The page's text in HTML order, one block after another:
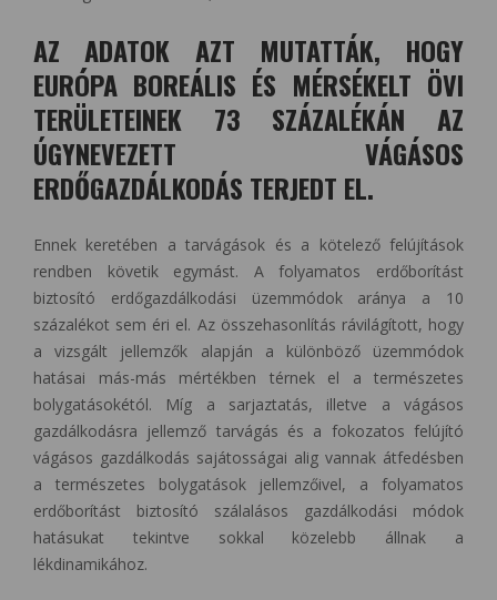
AZ ADATOK AZT MUTATTÁK, HOGY
EURÓPA BOREÁLIS ÉS MÉRSÉKELT ÖVI
TERÜLETEINEK 73 SZÁZALÉKÁN AZ
ÚGYNEVEZETT VÁGÁSOS
ERDŐGAZDÁLKODÁS TERJEDT EL.
Ennek keretében a tarvágások és a kötelező felújítások
rendben követik egymást. A folyamatos erdőborítást
biztosító erdőgazdálkodási üzemmódok aránya a 10
százalékot sem éri el. Az összehasonlítás rávilágított, hogy
a vizsgált jellemzők alapján a különböző üzemmódok
hatásai más-más mértékben térnek el a természetes
bolygatásokétól. Míg a sarjaztatás, illetve a vágásos
gazdálkodásra jellemző tarvágás és a fokozatos felújító
vágásos gazdálkodás sajátosságai alig vannak átfedésben
a természetes bolygatások jellemzőivel, a folyamatos
erdőborítást biztosító szálalásos gazdálkodási módok
hatásukat tekintve sokkal közelebb állnak a
lékdinamikához.